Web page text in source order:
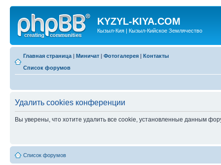
KYZYL-KIYA.COM
Кызыл-Кия | Кызыл-Кийское Землячество
Главная страница | Миничат | Фотогалерея | Контакты
Список форумов
Удалить cookies конференции
Вы уверены, что хотите удалить все cookie, установленные данным
Список форумов